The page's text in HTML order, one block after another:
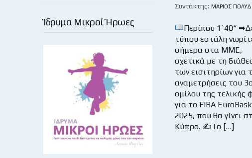
Ίδρυμα Μικροί Ήρωες
Συντάκτης: ΜΆΡΙΟΣ
Περίπου 1`40“
τύπου εστάλη
σήμερα στα ΜΜΕ,
σχετικά με τη
των εισιτηρίων για
αναμετρήσεις του
ομίλου της τελικής
για το FIBA
2025, που θα γίνει
Κύπρο. ✍Το […]